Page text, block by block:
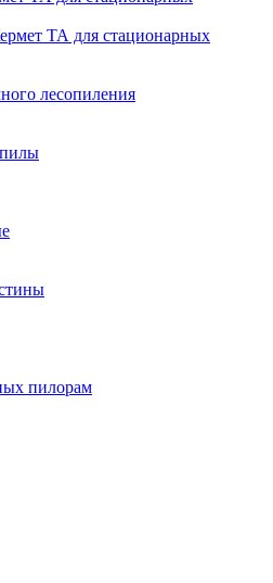
ТА для стационарных
лесопиления
пилорам